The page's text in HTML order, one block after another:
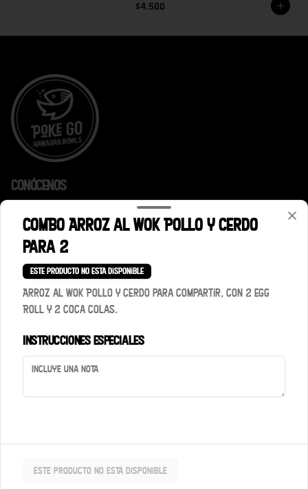
$4.500
Conócenos
Contacto
Política de privacidad
Instagram
Iniciar sesión
COMBO Arroz al Wok Pollo y Cerdo
para 2
Este producto no esta disponible
Arroz al Wok Pollo y Cerdo para Compartir, con 2 Egg
Roll y 2 Coca Colas.
Instrucciones especiales
Este producto no esta disponible